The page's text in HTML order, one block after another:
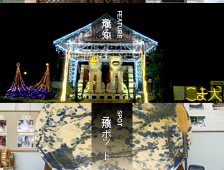
FEATURE
瑞浪を知る
SPOT
瑞浪スポット